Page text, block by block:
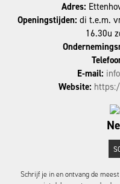
Adres:
Openingstijden: di t.e.m.
16.30u
E-mail:
Website:
Schrijf je in en ontvang de